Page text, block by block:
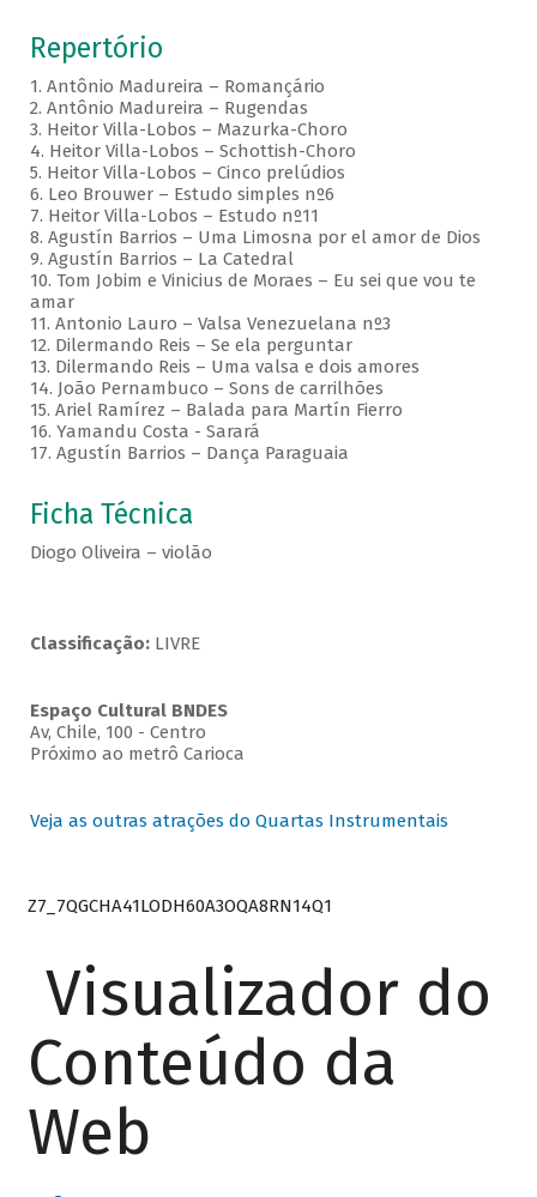
Repertório
1. Antônio Madureira – Romançário
2. Antônio Madureira – Rugendas
3. Heitor Villa-Lobos – Mazurka-Choro
4. Heitor Villa-Lobos – Schottish-Choro
5. Heitor Villa-Lobos – Cinco prelúdios
6. Leo Brouwer – Estudo simples nº6
7. Heitor Villa-Lobos – Estudo nº11
8. Agustín Barrios – Uma Limosna por el amor de Dios
9. Agustín Barrios – La Catedral
10. Tom Jobim e Vinicius de Moraes – Eu sei que vou te
amar
11. Antonio Lauro – Valsa Venezuelana nº3
12. Dilermando Reis – Se ela perguntar
13. Dilermando Reis – Uma valsa e dois amores
14. João Pernambuco – Sons de carrilhões
15. Ariel Ramírez – Balada para Martín Fierro
16. Yamandu Costa - Sarará
17. Agustín Barrios – Dança Paraguaia
Ficha Técnica
Diogo Oliveira – violão
Classificação: LIVRE
Espaço Cultural BNDES
Av, Chile, 100 - Centro
Próximo ao metrô Carioca
Veja as outras atrações do Quartas Instrumentais
Z7_7QGCHA41LODH60A3OQA8RN14Q1
Visualizador do
Conteúdo da
Web